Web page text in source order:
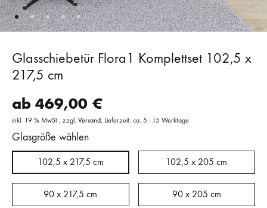
Glasschiebetür Flora1 Komplettset 102,5 x
217,5 cm
ab 469,00 €
inkl. 19 % MwSt. zzgl. Versand Lieferzeit: ca. 5 - 15 Werktage
Glasgröße wählen
102,5 x 217,5 cm 102,5 x 205 cm
90 x 217,5 cm 90 x 205 cm